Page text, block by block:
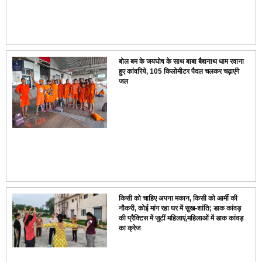
बोल बम के जयघोष के साथ बाबा बैद्यनाथ धाम रवाना
हुए कांवरिये, 105 किलोमीटर पैदल चलकर चढ़ाएंगे
जल
किसी को चाहिए अपना मकान, किसी को आर्मी की
नौकरी, कोई मांग रहा घर में सुख-शांति; डाक कांवड़
की प्रैक्टिस में जुटीं महिलाएं,महिलाओं में डाक कांवड़
का क्रेज